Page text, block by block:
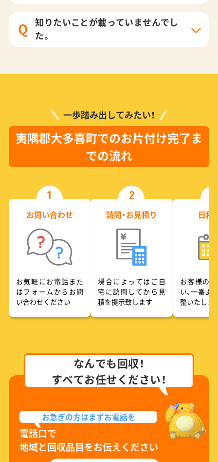
Q
知りたいことが載っていませんでし
た。
一歩踏み出してみたい！
夷隅郡大多喜町でのお片付け完了ま
での流れ
1
お問い合わせ
お気軽にお電話また
はフォームからお問
い合わせください
2
訪問・お見積り
場合によってはご自
宅に訪問してから見
積を提示致します
日程
お客様の
い、一番よ
整いたしま
なんでも回収！
すべてお任せください！
お急ぎの方はまずお電話を
電話口で
地域と回収品目をお伝えください